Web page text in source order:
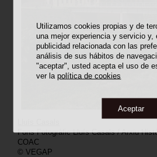
Utilizamos cookies propias y de
una mejor experiencia y servicio y,
publicidad relacionada con las
análisis de sus hábitos de
"aceptar", usted acepta el uso de
ver lapolítica de cookies
Aceptar
Fons Fotogràfic Lluís Casals / Arxiu
COAC
© VEGAP